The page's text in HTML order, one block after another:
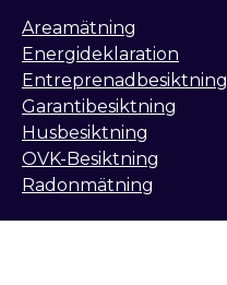
Areamätning
Energideklaration
Entreprenadbesiktning
Garantibesiktning
Husbesiktning
OVK-Besiktning
Radonmätning